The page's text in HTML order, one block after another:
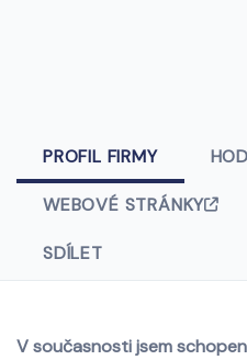
PROFIL FIRMY
WEBOVÉ STRÁNKY
SDÍLET
V současnosti jsem